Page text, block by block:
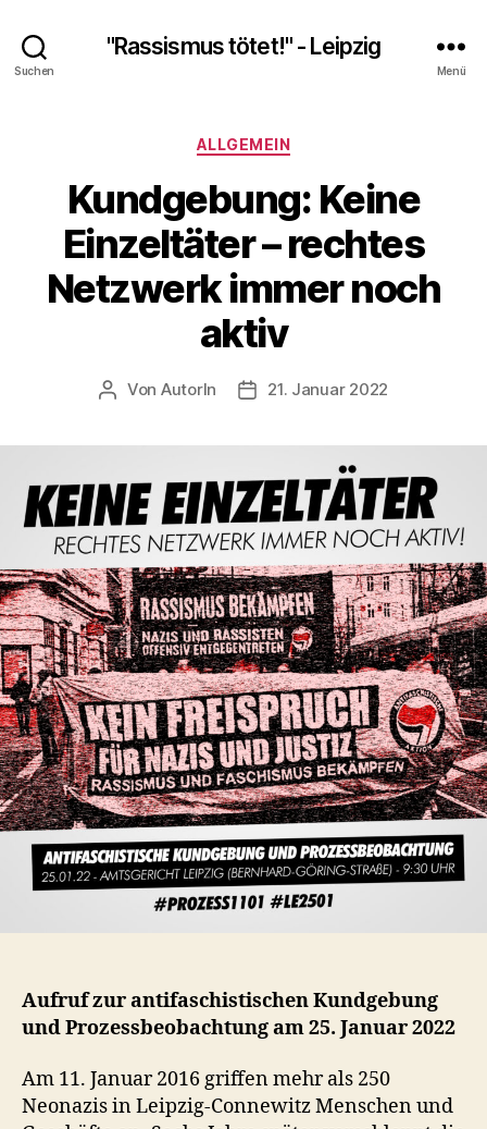
Suchen
"Rassismus tötet!" - Leipzig
Menü
Kategorien
ALLGEMEIN
Kundgebung: Keine
Einzeltäter – rechtes
Netzwerk immer noch
aktiv
Beitragsautor
Von AutorIn Veröffentlichungsdatum
21. Januar 2022
Aufruf zur antifaschistischen Kundgebung
und Prozessbeobachtung am 25. Januar 2022
Am 11. Januar 2016 griffen mehr als 250
Neonazis in Leipzig-Connewitz Menschen und